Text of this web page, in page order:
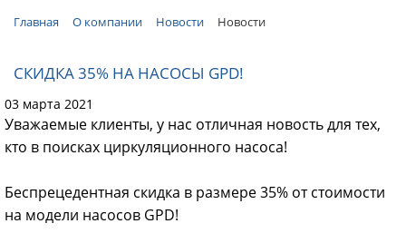
Главная О компании Новости Новости
СКИДКА 35% НА НАСОСЫ GPD!
03 марта 2021
Уважаемые клиенты, у нас отличная новость для тех,
кто в поисках циркуляционного насоса!
Беспрецедентная скидка в размере 35% от стоимости
на модели насосов GPD!